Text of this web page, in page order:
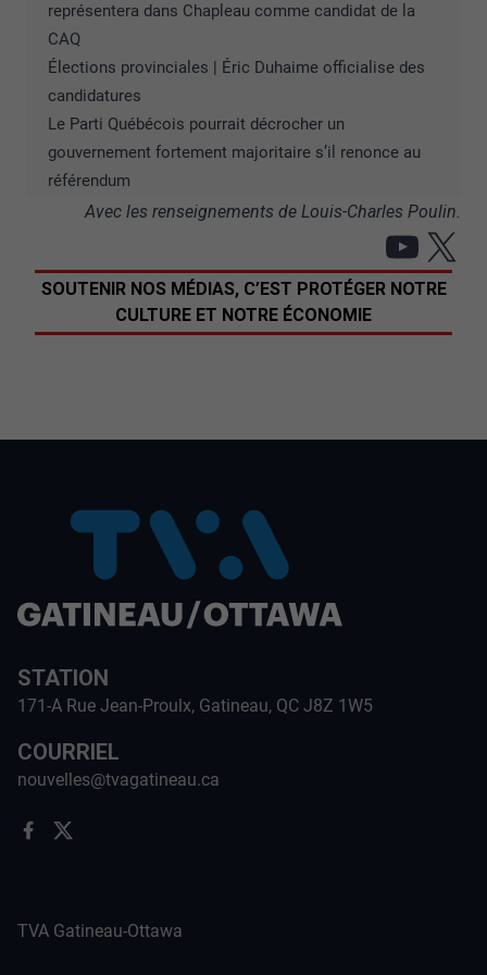
représentera dans Chapleau comme candidat de la
CAQ
Élections provinciales | Éric Duhaime officialise des
candidatures
Le Parti Québécois pourrait décrocher un
gouvernement fortement majoritaire s’il renonce au
référendum
Avec les renseignements de Louis-Charles Poulin.
X
SOUTENIR NOS MÉDIAS, C’EST PROTÉGER NOTRE
CULTURE ET NOTRE ÉCONOMIE
STATION
171-A Rue Jean-Proulx, Gatineau, QC J8Z 1W5
COURRIEL
nouvelles@tvagatineau.ca
TVA Gatineau-Ottawa